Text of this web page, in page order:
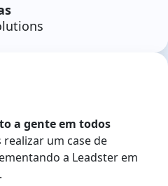
a gente em todos
realizar um case de
a Leadster em